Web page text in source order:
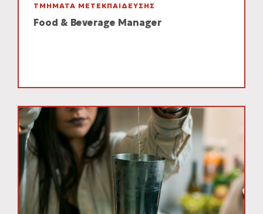
ΤΜΗΜΑΤΑ ΜΕΤΕΚΠΑΙΔΕΥΣΗΣ
Food & Beverage Manager